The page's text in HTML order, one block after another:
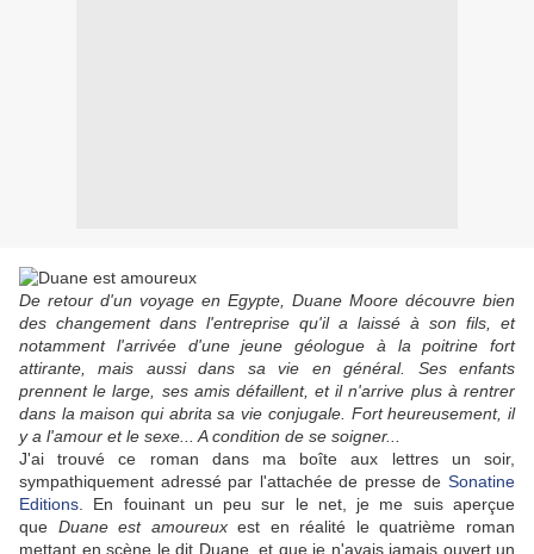
De retour d'un voyage en Egypte, Duane Moore découvre bien
des changement dans l'entreprise qu'il a laissé à son fils, et
notamment l'arrivée d'une jeune géologue à la poitrine fort
attirante, mais aussi dans sa vie en général. Ses enfants
prennent le large, ses amis défaillent, et il n'arrive plus à rentrer
dans la maison qui abrita sa vie conjugale. Fort heureusement, il
y a l'amour et le sexe... A condition de se soigner...
J'ai trouvé ce roman dans ma boîte aux lettres un soir,
sympathiquement adressé par l'attachée de presse de Sonatine
Editions . En fouinant un peu sur le net, je me suis aperçue
que Duane est amoureuxest en réalité le quatrième roman
mettant en scène le dit Duane, et que je n'avais jamais ouvert un